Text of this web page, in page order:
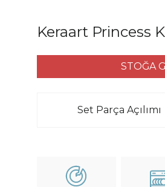
Keraart Princess
STOĞA
Set Parça Açılımı